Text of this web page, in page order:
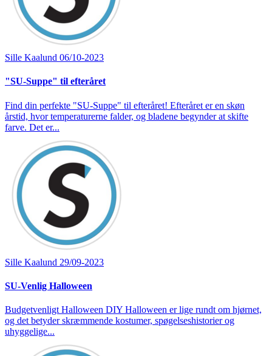
Sille Kaalund 06/10-2023
"SU-Suppe" til efteråret
Find din perfekte "SU-Suppe" til efteråret! Efteråret er en skøn
årstid, hvor temperaturerne falder, og bladene begynder at skifte
farve. Det er...
Sille Kaalund 29/09-2023
SU-Venlig Halloween
Budgetvenligt Halloween DIY Halloween er lige rundt om hjørnet,
og det betyder skræmmende kostumer, spøgelseshistorier og
uhyggelige...